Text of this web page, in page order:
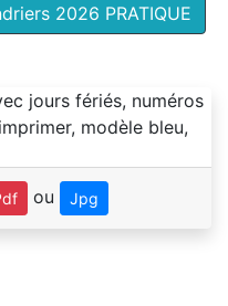
2026 PRATIQUE
ou Jpg